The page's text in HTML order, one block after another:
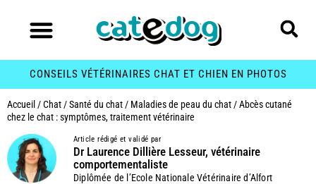
CONSEILS VÉTÉRINAIRES CHAT ET CHIEN EN PHOTOS
Accueil /Chat /Santé du chat / Maladies de peau du chat /Abcès cutané
chez le chat : symptômes, traitement vétérinaire
Article rédigé et validé par
Dr Laurence Dillière Lesseur, vétérinaire
comportementaliste
Diplômée de l’Ecole Nationale Vétérinaire d’Alfort